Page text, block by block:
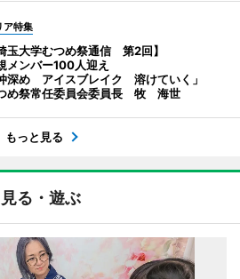
ア特集
埼玉大学むつめ祭通信 第2回】
メンバー100人迎え
深め アイスブレイク 溶けていく」
め祭常任委員会委員長 牧 海世
もっと見る
見る・遊ぶ